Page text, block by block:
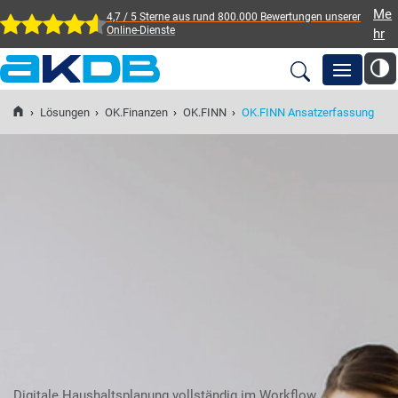
4,7 / 5 Sterne aus rund 800.000 Bewertungen unserer
Online-Dienste
Me
hr
AKDB Anstalt für
Kommunale
Datenverarbeitung in
Newsroom
› Lösungen › OK.Finanzen › OK.FINN › OK.FINN Ansatzerfassung